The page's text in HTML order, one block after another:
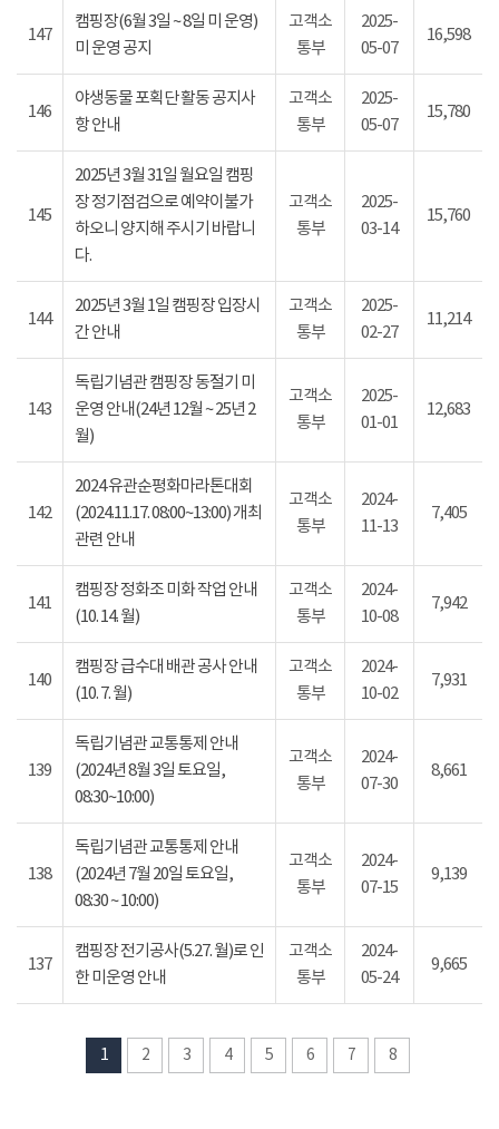
147
캠핑장(6월 3일 ~ 8일 미 운영)
미 운영 공지
고객소
통부
2025-
05-07
16,598
146
야생동물 포획단 활동 공지사
항 안내
고객소
통부
2025-
05-07
15,780
145
2025년 3월 31일 월요일 캠핑
장 정기점검으로 예약이불가
하오니 양지해 주시기 바랍니
다.
고객소
통부
2025-
03-14
15,760
144
2025년 3월 1일 캠핑장 입장시
간 안내
고객소
통부
2025-
02-27
11,214
143
독립기념관 캠핑장 동절기 미
운영 안내(24년 12월 ~ 25년 2
월)
고객소
통부
2025-
01-01
12,683
142
2024 유관순평화마라톤대회
(2024.11.17. 08:00~13:00) 개최
관련 안내
고객소
통부
2024-
11-13
7,405
141
캠핑장 정화조 미화 작업 안내
(10. 14. 월)
고객소
통부
2024-
10-08
7,942
140
캠핑장 급수대 배관 공사 안내
(10. 7. 월)
고객소
통부
2024-
10-02
7,931
139
독립기념관 교통통제 안내
(2024년 8월 3일 토요일,
08:30~10:00)
고객소
통부
2024-
07-30
8,661
138
독립기념관 교통통제 안내
(2024년 7월 20일 토요일,
08:30 ~ 10:00)
고객소
통부
2024-
07-15
9,139
137
캠핑장 전기공사(5.27. 월)로 인
한 미운영 안내
고객소
통부
2024-
05-24
9,665
1 2 3 4 5 6 7 8